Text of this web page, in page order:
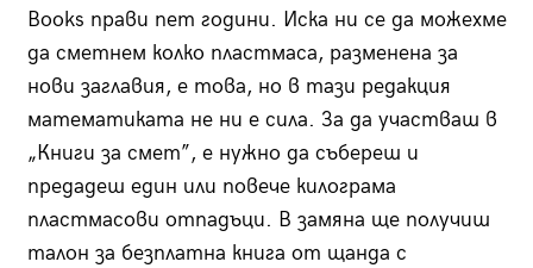
Books прави пет години. Иска ни се да можехме
да сметнем колко пластмаса, разменена за
нови заглавия, е това, но в тази редакция
математиката не ни е сила. За да участваш в
„Книги за смет”, е нужно да събереш и
предадеш един или повече килограма
пластмасови отпадъци. В замяна ще получиш
талон за безплатна книга от щанда с